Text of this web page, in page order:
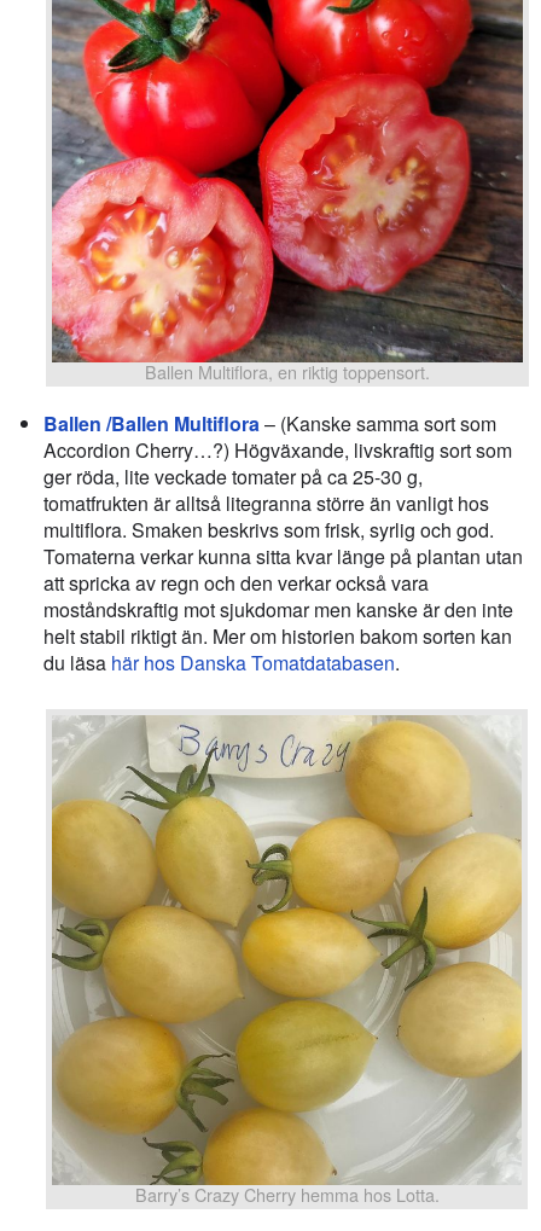
Ballen Multiflora, en riktig toppensort.
Ballen /Ballen Multiflora– (Kanske samma sort som
Accordion Cherry…?) Högväxande, livskraftig sort som
ger röda, lite veckade tomater på ca 25-30 g,
tomatfrukten är alltså litegranna större än vanligt hos
multiflora. Smaken beskrivs som frisk, syrlig och god.
Tomaterna verkar kunna sitta kvar länge på plantan utan
att spricka av regn och den verkar också vara
moståndskraftig mot sjukdomar men kanske är den inte
helt stabil riktigt än. Mer om historien bakom sorten kan
du läsa här hos Danska Tomatdatabasen.
Barry’s Crazy Cherry hemma hos Lotta.